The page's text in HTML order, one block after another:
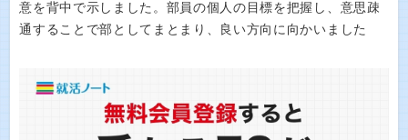
意を背中で示しました。部員の個人の目標を把握し、意思疎
通することで部としてまとまり、良い方向に向かいました